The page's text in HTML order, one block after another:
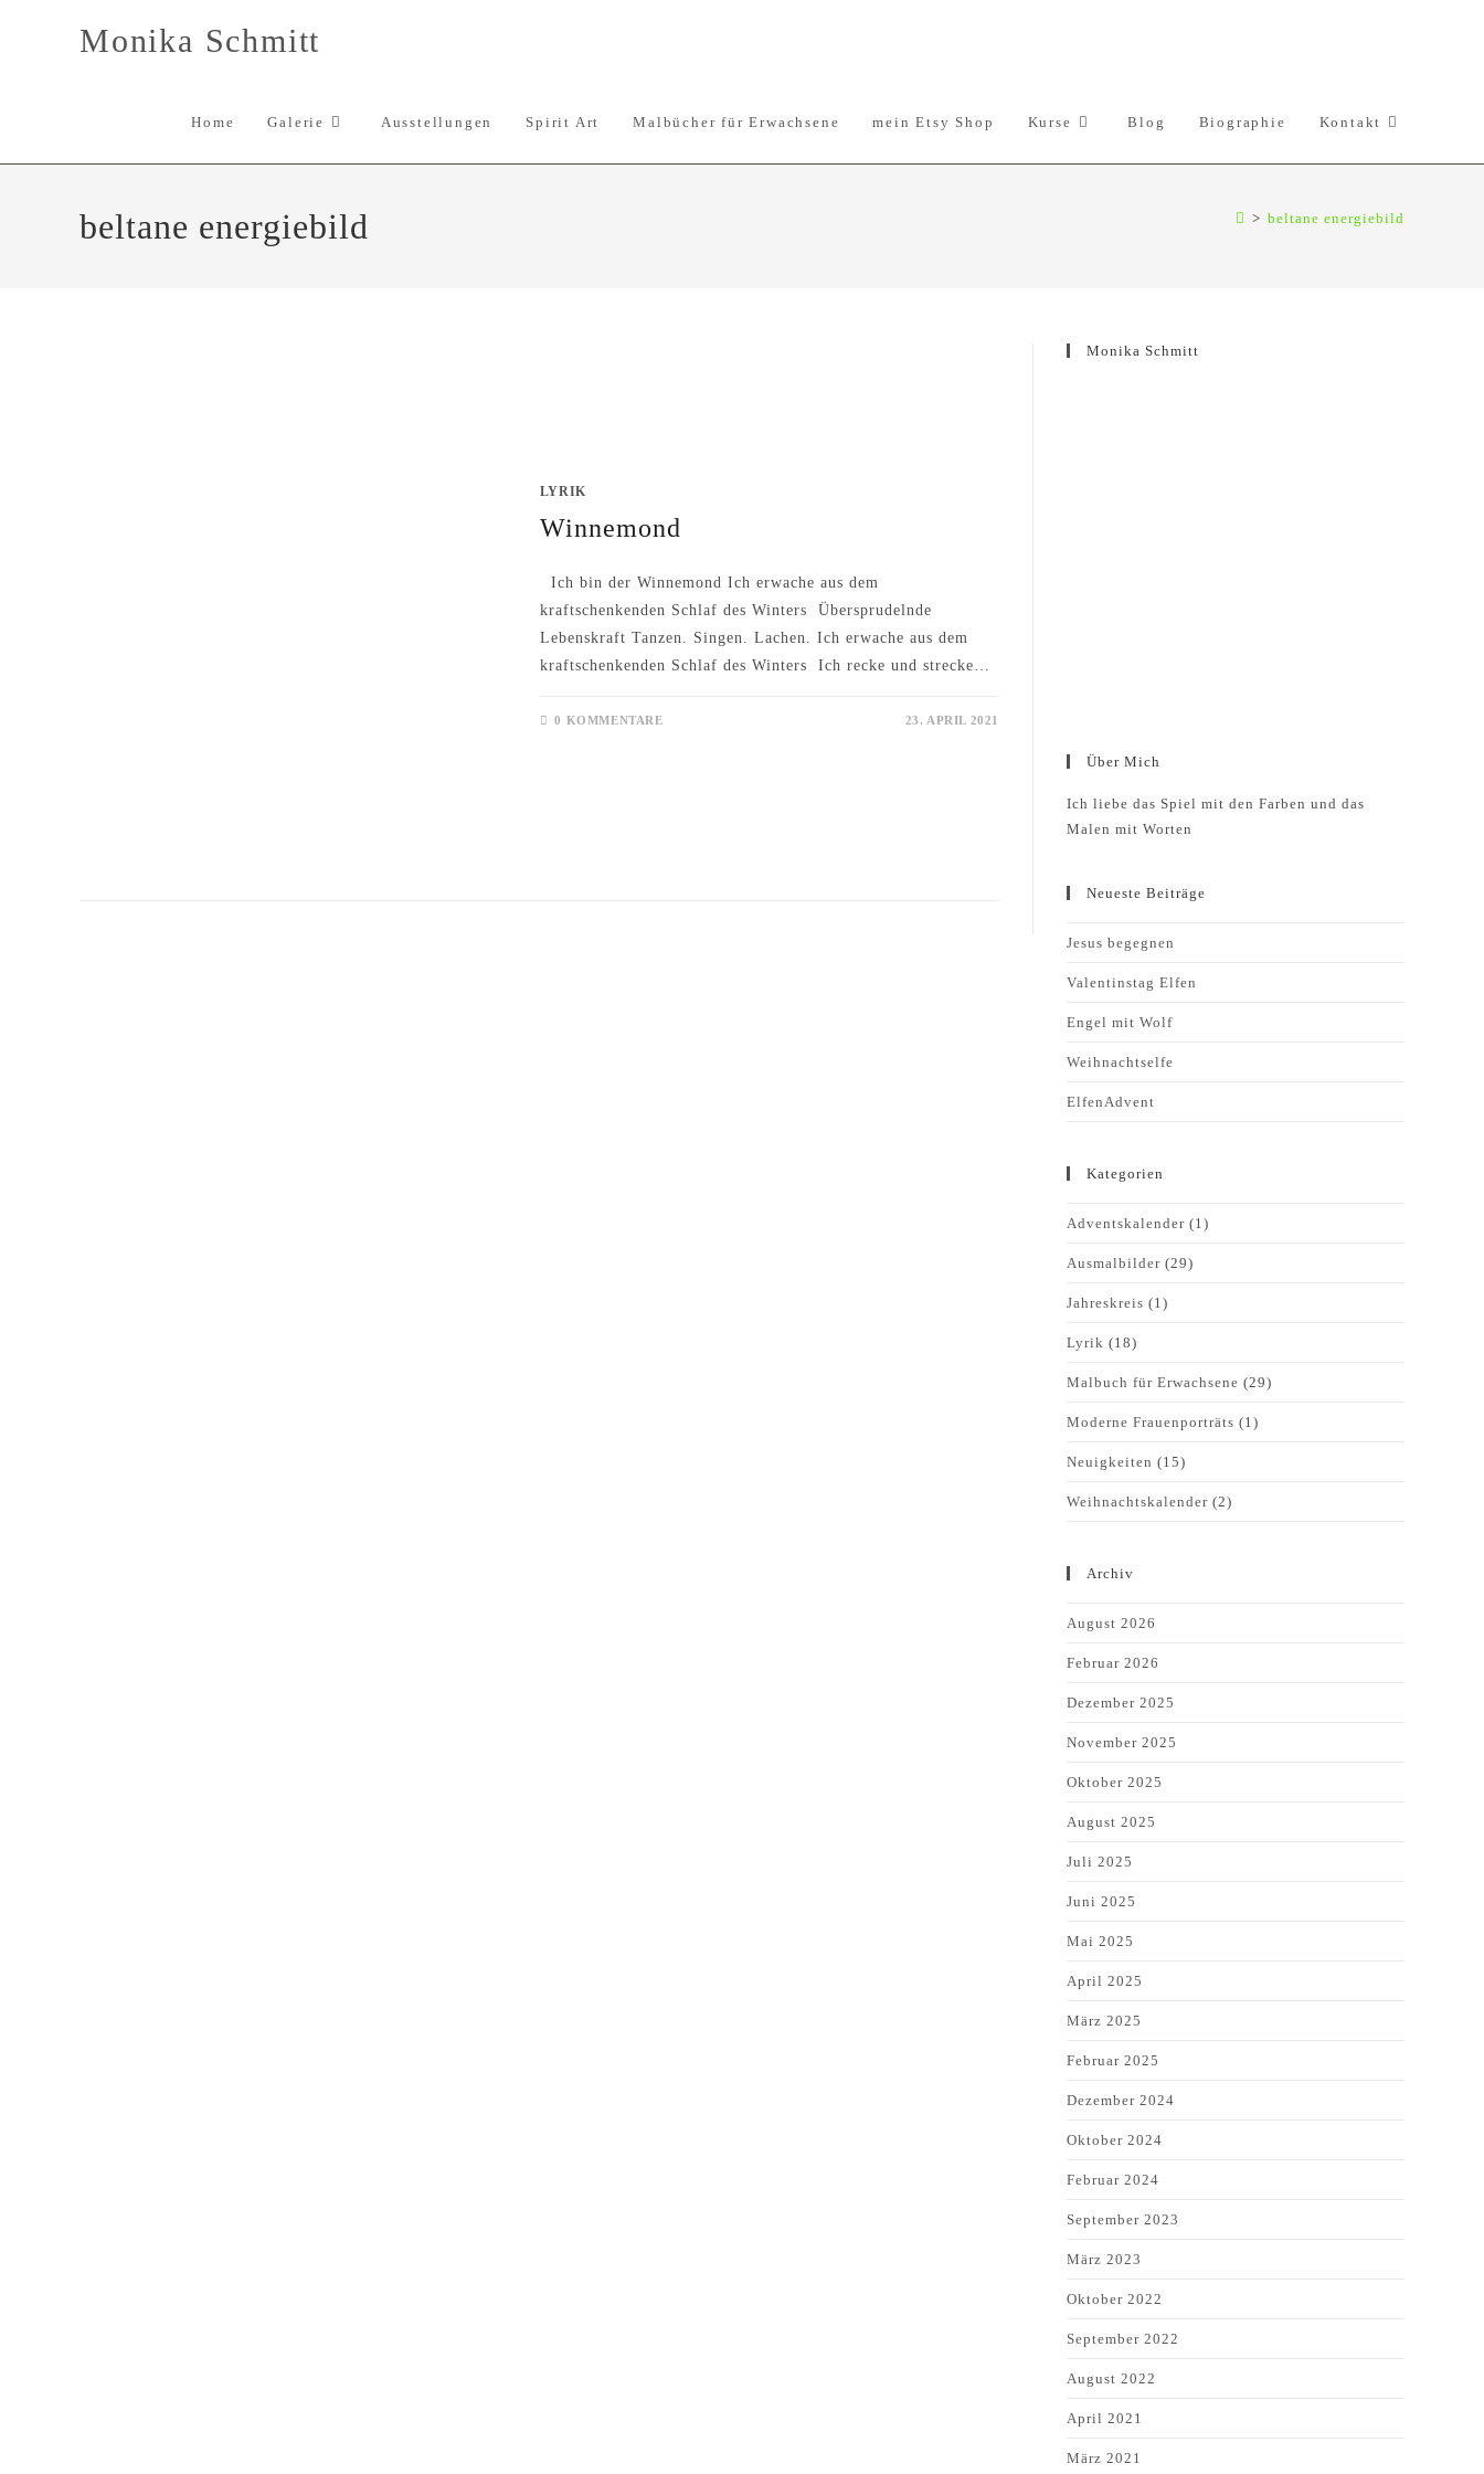
Monika Schmitt
Home Galerie Ausstellungen Spirit Art Malbücher für Erwachsene mein Etsy Shop Kurse Blog Biographie Kontakt
beltane energiebild > beltane energiebild
LYRIK
Winnemond
Ich bin der Winnemond Ich erwache aus dem
kraftschenkenden Schlaf des Winters Übersprudelnde
Lebenskraft Tanzen. Singen. Lachen. Ich erwache aus dem
kraftschenkenden Schlaf des Winters Ich recke und strecke…
0 KOMMENTARE 23. APRIL 2021
Monika Schmitt
Über Mich
Ich liebe das Spiel mit den Farben und das
Malen mit Worten
Neueste Beiträge
Jesus begegnen
Valentinstag Elfen
Engel mit Wolf
Weihnachtselfe
ElfenAdvent
Kategorien
Adventskalender (1)
Ausmalbilder (29)
Jahreskreis (1)
Lyrik (18)
Malbuch für Erwachsene (29)
Moderne Frauenporträts (1)
Neuigkeiten (15)
Weihnachtskalender (2)
Archiv
August 2026
Februar 2026
Dezember 2025
November 2025
Oktober 2025
August 2025
Juli 2025
Juni 2025
Mai 2025
April 2025
März 2025
Februar 2025
Dezember 2024
Oktober 2024
Februar 2024
September 2023
März 2023
Oktober 2022
September 2022
August 2022
April 2021
März 2021